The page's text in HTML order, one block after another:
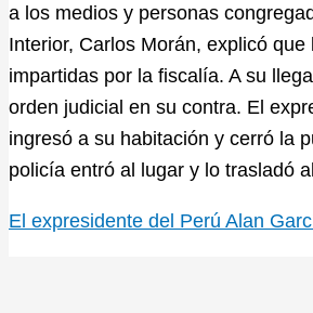
a los medios y personas
Interior, Carlos Morán, explicó
impartidas por la fiscalía. A su
orden judicial en su contra. El
ingresó a su habitación y cerró la
policía entró al lugar y lo trasladó
El expresidente del Perú Alan